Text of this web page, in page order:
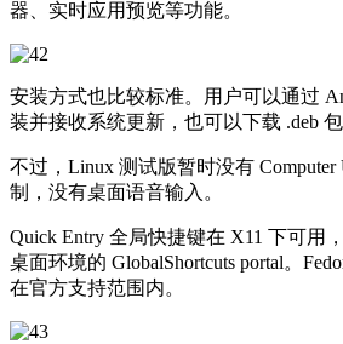
器、实时应用预览等功能。
安装方式也比较标准。用户可以通过
装并接收系统更新，也可以下载 .deb 包
不过，Linux 测试版暂时没有
制，没有桌面语音输入。
Quick Entry 全局快捷键在 X11 下可用
桌面环境的 GlobalShortcuts portal。
在官方支持范围内。